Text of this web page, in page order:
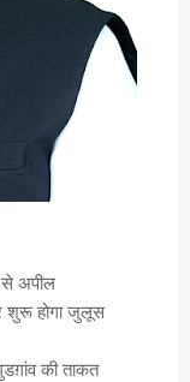
अपील
शुरू होगा जुलूस
की ताकत